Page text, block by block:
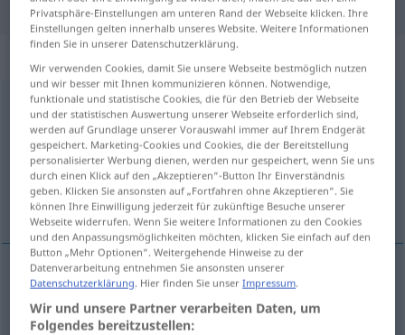
Übersetzung
„darbringen“
darbringen <trennb;-ge-;→bringen>
Übersicht aller Übersetzungen
(Für mehr Details die Übersetzung anklicken/antippen)
prinijeti
prinijeti(-ositi) darbringen Opfer
Privatsphäre-Einstellungen am unteren Rand der Webseite klicken. Ihre
Einstellungen gelten innerhalb unseres Website. Weitere Informationen
finden Sie in unserer Datenschutzerklärung.
Wir verwenden Cookies, damit Sie unsere Webseite bestmöglich nutzen
und wir besser mit Ihnen kommunizieren können. Notwendige,
funktionale und statistische Cookies, die für den Betrieb der Webseite
und der statistischen Auswertung unserer Webseite erforderlich sind,
werden auf Grundlage unserer Vorauswahl immer auf Ihrem Endgerät
gespeichert. Marketing-Cookies und Cookies, die der Bereitstellung
personalisierter Werbung dienen, werden nur gespeichert, wenn Sie uns
durch einen Klick auf den „Akzeptieren“-Button Ihr Einverständnis
geben. Klicken Sie ansonsten auf „Fortfahren ohne Akzeptieren“. Sie
können Ihre Einwilligung jederzeit für zukünftige Besuche unserer
Webseite widerrufen. Wenn Sie weitere Informationen zu den Cookies
und den Anpassungsmöglichkeiten möchten, klicken Sie einfach auf den
Button „Mehr Optionen“. Weitergehende Hinweise zu der
Datenverarbeitung entnehmen Sie ansonsten unserer
Datenschutzerklärung. Hier finden Sie unserImpressum.
Wir und unsere Partner verarbeiten Daten, um
Folgendes bereitzustellen: